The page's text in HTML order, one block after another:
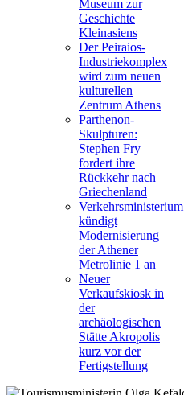
Museum zur
Geschichte
Kleinasiens
Der Peiraios-
Industriekomplex
wird zum neuen
kulturellen
Zentrum Athens
Parthenon-
Skulpturen:
Stephen Fry
fordert ihre
Rückkehr nach
Griechenland
Verkehrsministerium
kündigt
Modernisierung
der Athener
Metrolinie 1 an
Neuer
Verkaufskiosk in
der
archäologischen
Stätte Akropolis
kurz vor der
Fertigstellung